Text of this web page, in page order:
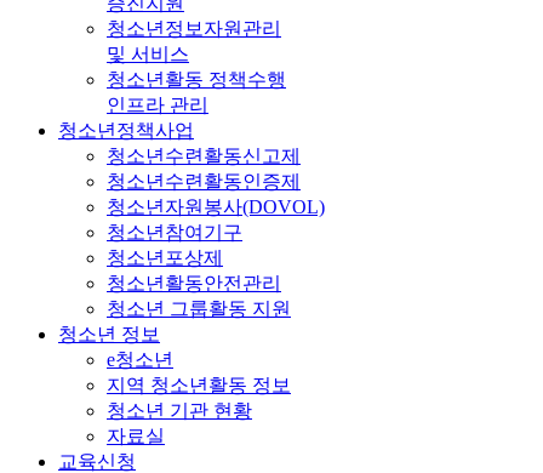
청소년정보자원관리
및 서비스
청소년활동 정책수행
인프라 관리
청소년정책사업
청소년수련활동신고제
청소년수련활동인증제
청소년자원봉사(DOVOL)
청소년참여기구
청소년포상제
청소년활동안전관리
청소년 그룹활동 지원
청소년 정보
e청소년
지역 청소년활동 정보
청소년 기관 현황
자료실
교육신청